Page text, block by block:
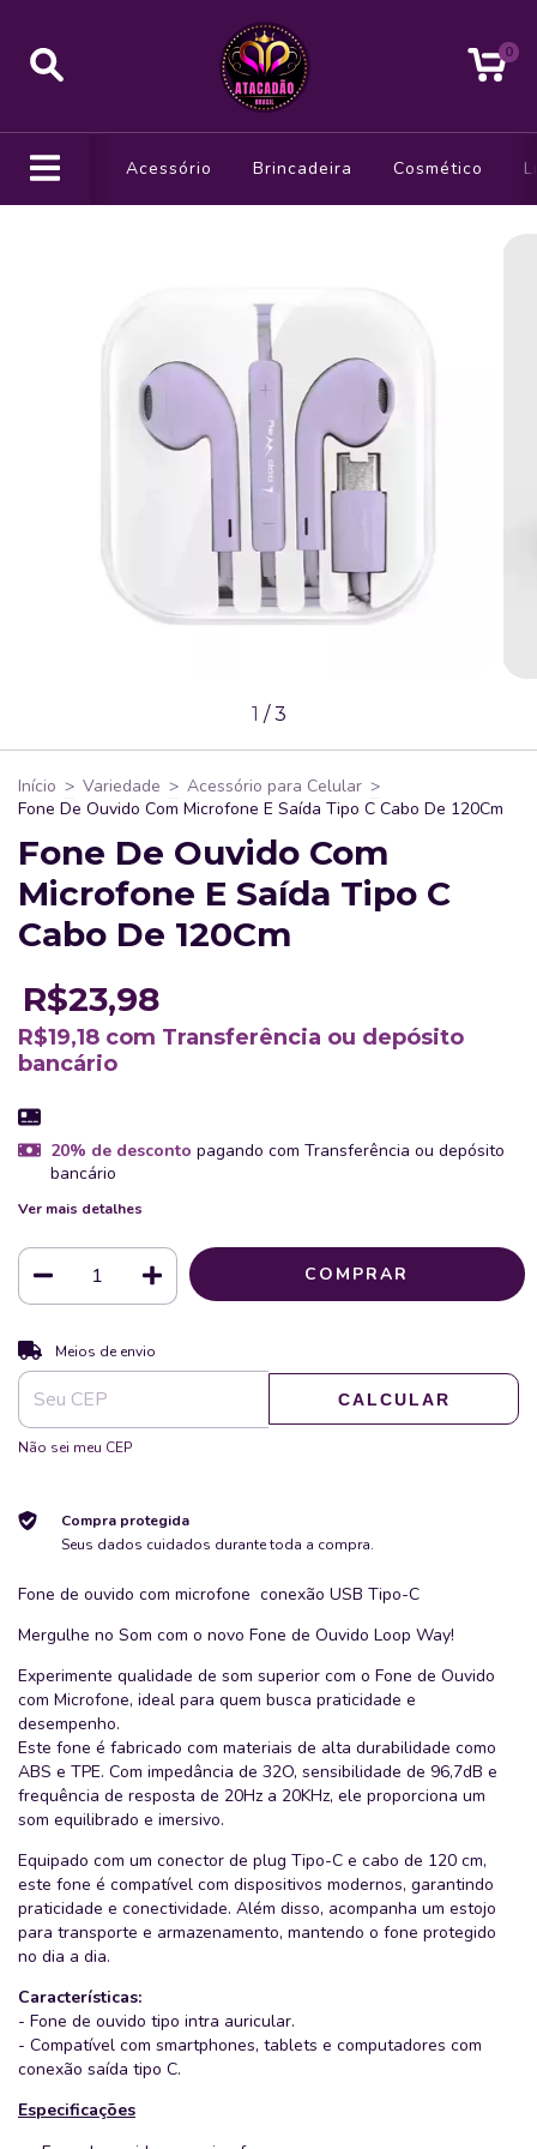
0
Acessório Brincadeira Cosmético
1 /3
Início > Variedade > Acessório para Celular >
Fone De Ouvido Com Microfone E Saída Tipo C Cabo De 120Cm
Fone De Ouvido Com
Microfone E Saída Tipo C
Cabo De 120Cm
R$23,98
R$19,18 com Transferência ou depósito
bancário
20% de desconto pagando com Transferência ou depósito
bancário
Ver mais detalhes
Entregas para o CEP:
Meios de envio
CALCULAR
Não sei meu CEP
Compra protegida
Seus dados cuidados durante toda a compra.
Fone de ouvido com microfone conexão USB Tipo-C
Mergulhe no Som com o novo Fone de Ouvido Loop Way!
Experimente qualidade de som superior com o Fone de Ouvido
com Microfone, ideal para quem busca praticidade e
desempenho.
Este fone é fabricado com materiais de alta durabilidade como
ABS e TPE. Com impedância de 32O, sensibilidade de 96,7dB e
frequência de resposta de 20Hz a 20KHz, ele proporciona um
som equilibrado e imersivo.
Equipado com um conector de plug Tipo-C e cabo de 120 cm,
este fone é compatível com dispositivos modernos, garantindo
praticidade e conectividade. Além disso, acompanha um estojo
para transporte e armazenamento, mantendo o fone protegido
no dia a dia.
Características:
- Fone de ouvido tipo intra auricular.
- Compatível com smartphones, tablets e computadores com
conexão saída tipo C.
Especificações